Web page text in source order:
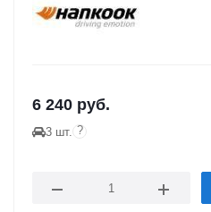
6 240 руб.
3 шт. ?